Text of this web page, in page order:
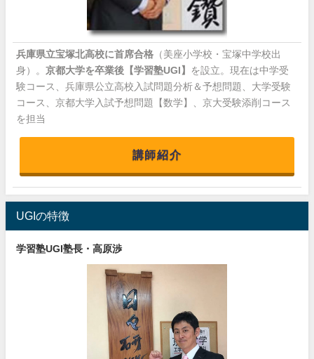
兵庫県立宝塚北高校に首席合格 （美座小学校・宝塚中学校出
身）。 京都大学を卒業後【学習塾UGI】
を設立。現在は中学受
験コース、兵庫県公立高校入試問題分析＆予想問題、大学受験
コース、京都大学入試予想問題【数学】、京大受験添削コース
を担当
講師紹介
UGIの特徴
学習塾UGI塾長・高原渉